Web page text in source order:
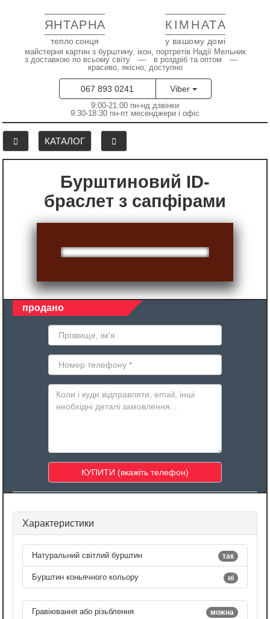
ЯНТАРНА КІМНАТА
тепло сонця у вашому домі
майстерня картин з бурштину, ікон, портретів Надії Мельник
з доставкою по всьому світу — в роздріб та оптом —
красиво, якісно, доступно
067 893 0241 Viber
9:00-21:00 пн-нд дзвінки
9:30-18:30 пн-пт месенджери і офіс
КАТАЛОГ
Бурштиновий ID-
браслет з сапфірами
продано
Характеристики
так
Натуральний світлий бурштин
ні
Бурштин коньячного кольору
можна
Гравіювання або різьблення